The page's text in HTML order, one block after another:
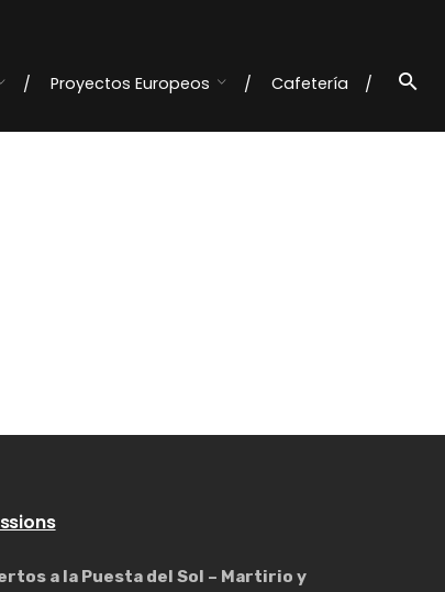
Proyectos Europeos
Cafetería
a la Puesta del Sol – Martirio y